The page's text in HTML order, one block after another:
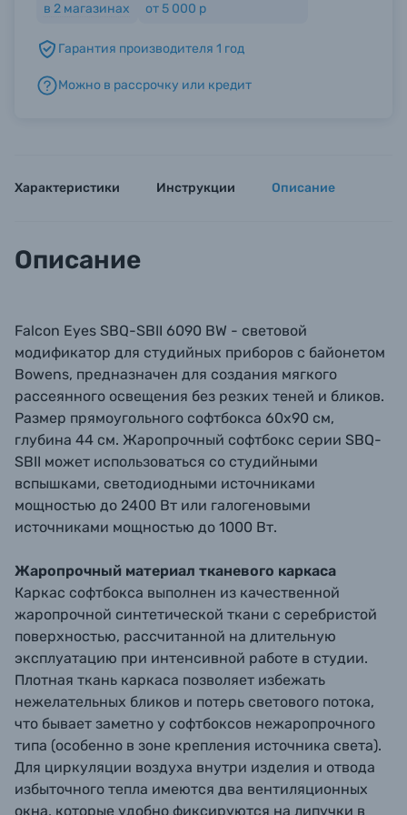
Б/У фототехника (Комиссионные товары)
в 2 магазинах
от 5 000 р
Гарантия производителя 1 год
Можно в рассрочку или кредит
Характеристики Инструкции Описание
Описание
Falcon Eyes SBQ-SBII 6090 BW - световой
модификатор для студийных приборов с байонетом
Bowens, предназначен для создания мягкого
рассеянного освещения без резких теней и бликов.
Размер прямоугольного софтбокса 60х90 см,
глубина 44 см. Жаропрочный софтбокс серии SBQ-
SBII может использоваться со студийными
вспышками, светодиодными источниками
мощностью до 2400 Вт или галогеновыми
источниками мощностью до 1000 Вт.
Жаропрочный материал тканевого каркаса
Каркас софтбокса выполнен из качественной
жаропрочной синтетической ткани с серебристой
поверхностью, рассчитанной на длительную
эксплуатацию при интенсивной работе в студии.
Плотная ткань каркаса позволяет избежать
нежелательных бликов и потерь светового потока,
что бывает заметно у софтбоксов нежаропрочного
типа (особенно в зоне крепления источника света).
Для циркуляции воздуха внутри изделия и отвода
избыточного тепла имеются два вентиляционных
окна, которые удобно фиксируются на липучки в